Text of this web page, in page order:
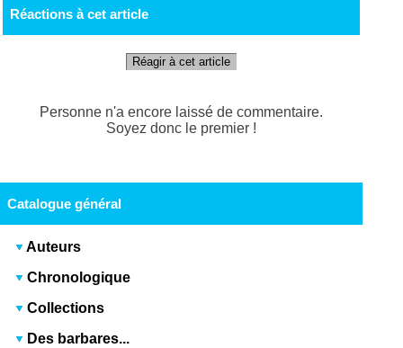
Réactions à cet article
Réagir à cet article
Personne n'a encore laissé de commentaire.
Soyez donc le premier !
Catalogue général
Auteurs
Chronologique
Collections
Des barbares...